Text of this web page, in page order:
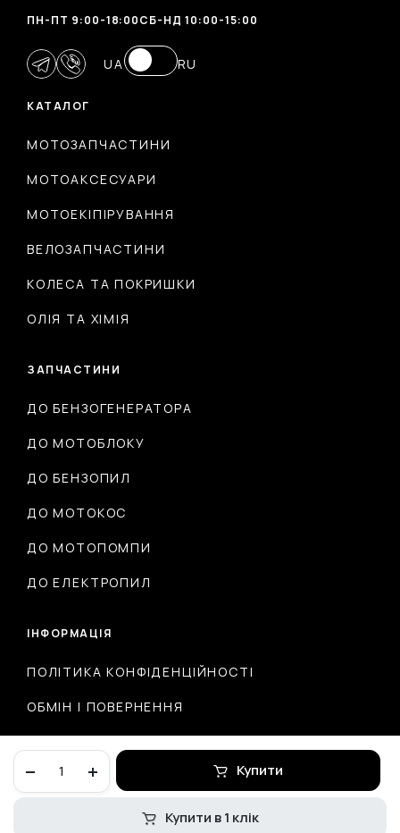
центральна
(з
Купити
Купити в 1 клік
КАТАЛОГ
МОТОЗАПЧАСТИНИ
МОТОАКСЕСУАРИ
МОТОЕКІПІРУВАННЯ
ВЕЛОЗАПЧАСТИНИ
КОЛЕСА ТА ПОКРИШКИ
ОЛІЯ ТА ХІМІЯ
ЗАПЧАСТИНИ
ДО БЕНЗОГЕНЕРАТОРА
ДО МОТОБЛОКУ
ДО БЕНЗОПИЛ
ДО МОТОКОС
ДО МОТОПОМПИ
ДО ЕЛЕКТРОПИЛ
ІНФОРМАЦІЯ
ПОЛІТИКА КОНФІДЕНЦІЙНОСТІ
ОБМІН І ПОВЕРНЕННЯ
ДОСТАВКА ТА ОПЛАТА
ПН-ПТ 9:00-18:00CБ-НД 10:00-15:00
UA RU
© 2026 ІНТЕРНЕТ-МАГАЗИН MOTODRUG.COM.UA